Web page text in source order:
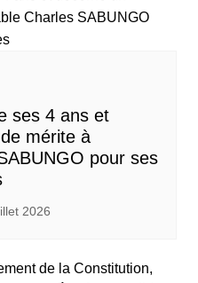
ses 4 ans et
mérite à
pour ses
2026